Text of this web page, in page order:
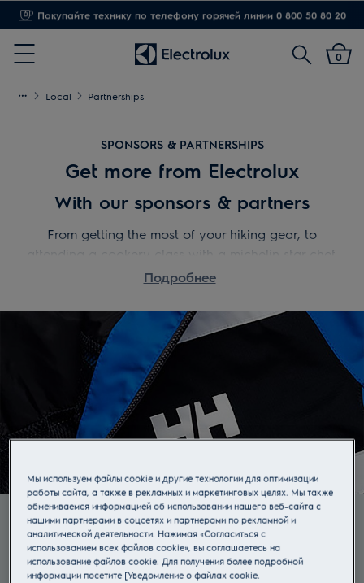
Доставка от 1,20 грн
Menu
Поиск 0
Local Partnerships
SPONSORS & PARTNERSHIPS
Get more from Electrolux
With our sponsors & partners
From getting the most of your hiking gear, to
attending a cookery class with a michelin star chef,
we've partnered with the very best to help deliver
Подробнее
Мы используем файлы cookie и другие технологии для оптимизации
работы сайта, а также в рекламных и маркетинговых целях. Мы также
обмениваемся информацией об использовании нашего веб-сайта с
нашими партнерами в соцсетях и партнерами по рекламной и
аналитической деятельности. Нажимая «Согласиться с
использованием всех файлов cookie», вы соглашаетесь на
использование файлов cookie. Для получения более подробной
информации посетите [Уведомление о файлах cookie.